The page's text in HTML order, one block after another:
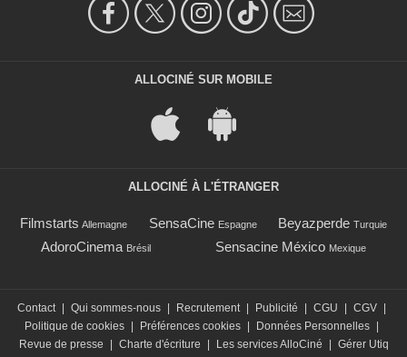
ALLOCINÉ SUR MOBILE
ALLOCINÉ À L'ÉTRANGER
Filmstarts Allemagne SensaCine Espagne Beyazperde Turquie
AdoroCinema Brésil Sensacine México Mexique
Contact | Qui sommes-nous | Recrutement | Publicité | CGU | CGV |
Politique de cookies | Préférences cookies | Données Personnelles |
Revue de presse
| Charte d'écriture | Les services AlloCiné | Gérer Utiq